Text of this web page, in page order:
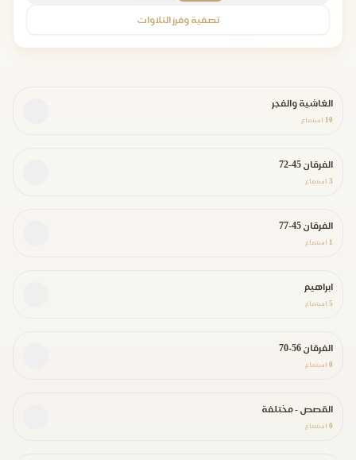
تصفية وفرز التلاوات
الغاشية والفجر
10 استماع
الفرقان 45-72
3 استماع
الفرقان 45-77
1 استماع
ابراهيم
5 استماع
الفرقان 56-70
0 استماع
القصص - مختلفة
0 استماع